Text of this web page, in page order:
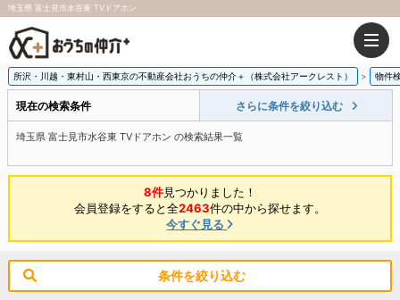
埼玉県 富士見市水谷東 TVドアホン
所沢・川越・東村山・西東京の不動産会社おうちの仲介＋（株式会社アークレスト） 物件
現在の検索条件 さらに条件を絞り込む
埼玉県 富士見市水谷東 TVドアホン の検索結果一覧
8件見つかりました！
会員登録をすると全2463件の中から探せます。
今すぐ見る
条件を絞り込む